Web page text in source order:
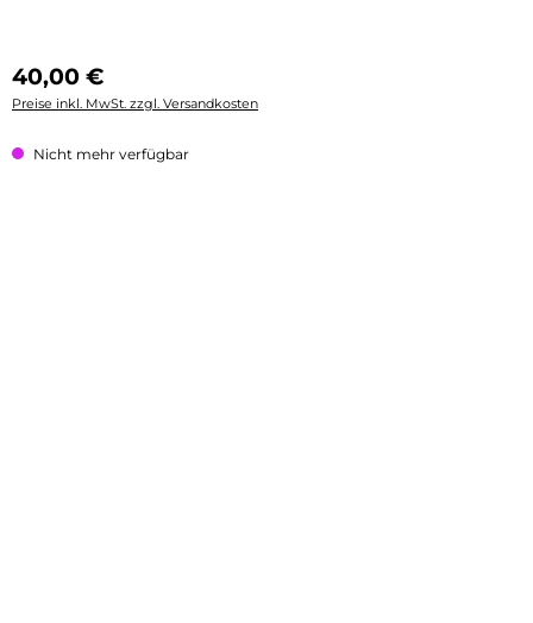
Regulärer Preis:
40,00 €
Preise inkl. MwSt. zzgl. Versandkosten
Nicht mehr verfügbar